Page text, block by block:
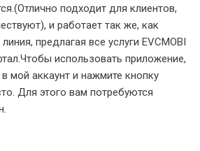
подходит для клиентов,
и работает так же, как
предлагая все услуги EVCMOBI
использовать приложение,
мой аккаунт и нажмите кнопку
Для этого вам потребуются